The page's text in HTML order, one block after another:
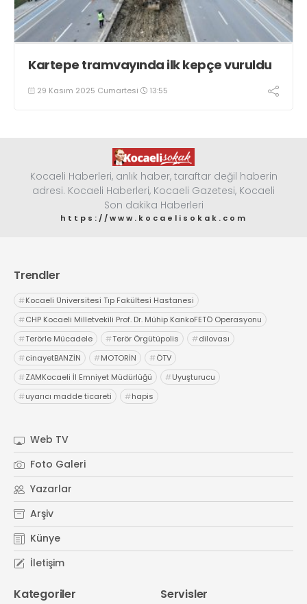
Kartepe tramvayında ilk kepçe vuruldu
29 Kasım 2025 Cumartesi 13:55
Kocaeli Haberleri, anlık haber, taraftar değil haberin
adresi. Kocaeli Haberleri, Kocaeli Gazetesi, Kocaeli
Son dakika Haberleri
https://www.kocaelisokak.com
Trendler
#Kocaeli Üniversitesi Tıp Fakültesi Hastanesi
#CHP Kocaeli Milletvekili Prof. Dr. Mühip KankoFETÖ Operasyonu
#Terörle Mücadele #Terör Örgütüpolis #dilovası
#cinayetBANZİN #MOTORİN #ÖTV
#ZAMKocaeli İl Emniyet Müdürlüğü #Uyuşturucu
#uyarıcı madde ticareti #hapis
Web TV
Foto Galeri
Yazarlar
Arşiv
Künye
İletişim
Kategoriler Servisler